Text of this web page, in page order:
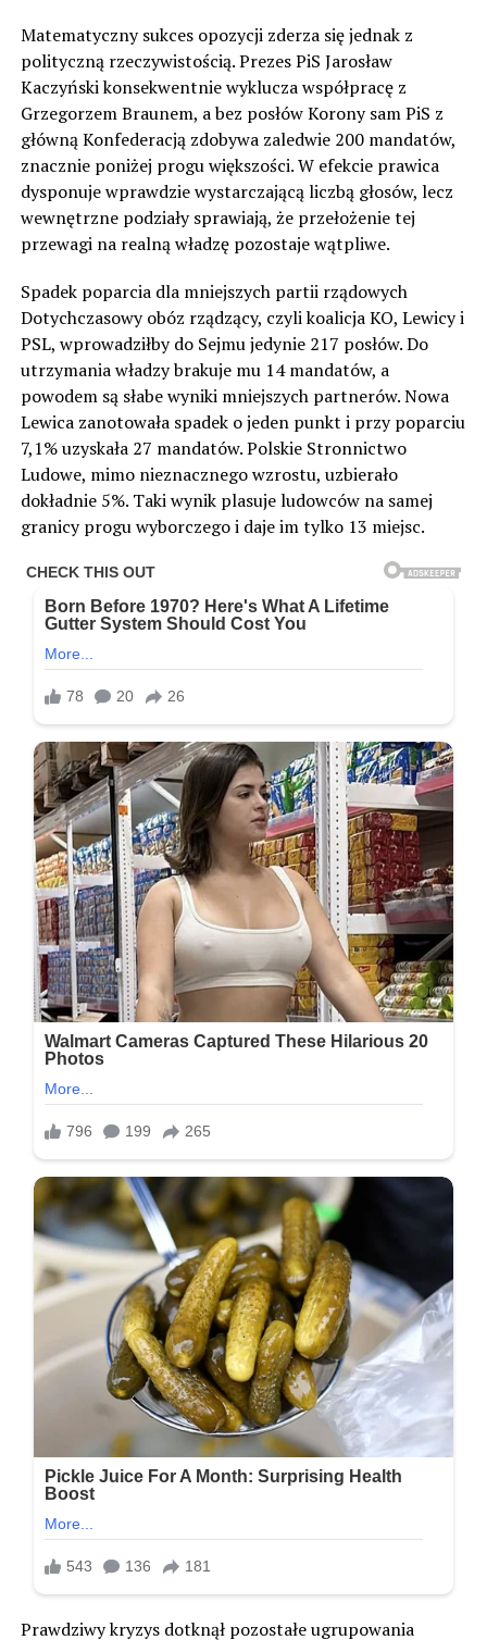
Matematyczny sukces opozycji zderza się jednak z
polityczną rzeczywistością. Prezes PiS Jarosław
Kaczyński konsekwentnie wyklucza współpracę z
Grzegorzem Braunem, a bez posłów Korony sam PiS z
główną Konfederacją zdobywa zaledwie 200 mandatów,
znacznie poniżej progu większości. W efekcie prawica
dysponuje wprawdzie wystarczającą liczbą głosów, lecz
wewnętrzne podziały sprawiają, że przełożenie tej
przewagi na realną władzę pozostaje wątpliwe.
Spadek poparcia dla mniejszych partii rządowych
Dotychczasowy obóz rządzący, czyli koalicja KO, Lewicy i
PSL, wprowadziłby do Sejmu jedynie 217 posłów. Do
utrzymania władzy brakuje mu 14 mandatów, a
powodem są słabe wyniki mniejszych partnerów. Nowa
Lewica zanotowała spadek o jeden punkt i przy poparciu
7,1% uzyskała 27 mandatów. Polskie Stronnictwo
Ludowe, mimo nieznacznego wzrostu, uzbierało
dokładnie 5%. Taki wynik plasuje ludowców na samej
granicy progu wyborczego i daje im tylko 13 miejsc.
Prawdziwy kryzys dotknął pozostałe ugrupowania